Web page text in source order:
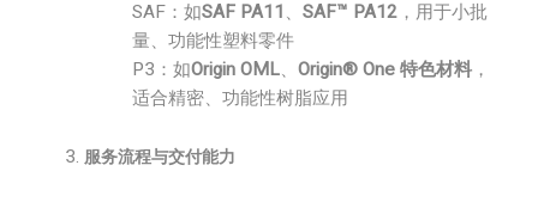
SAF：如SAF PA11 、 SAF™ PA12 ，用于小批
量、功能性塑料零件
P3：如Origin OML、 Origin® One 特色材料 ，
适合精密、功能性树脂应用
服务流程与交付能力